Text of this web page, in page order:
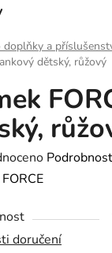
doplňky a
dětský, růžový
FORCE
doručení